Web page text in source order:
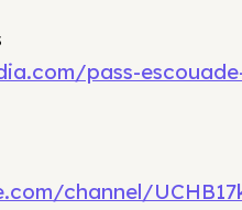
pass-
channel/